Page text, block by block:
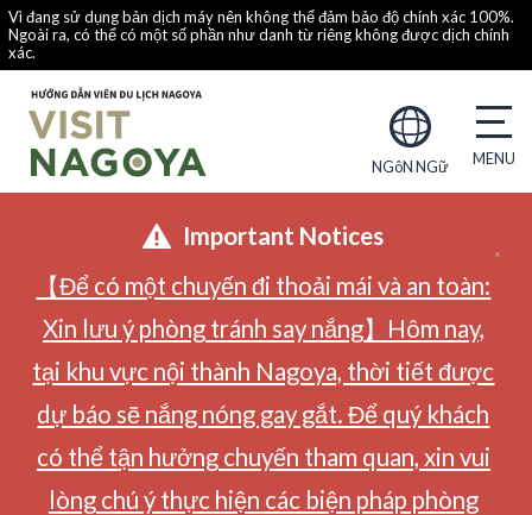
Vì đang sử dụng bản dịch máy nên không thể đảm bảo độ chính xác 100%.
Ngoài ra, có thể có một số phần như danh từ riêng không được dịch chính
xác.
NGôN NGữ
Important Notices
【Để có một chuyến đi thoải mái và an toàn:
Xin lưu ý phòng tránh say nắng】Hôm nay,
tại khu vực nội thành Nagoya, thời tiết được
dự báo sẽ nắng nóng gay gắt. Để quý khách
có thể tận hưởng chuyến tham quan, xin vui
lòng chú ý thực hiện các biện pháp phòng